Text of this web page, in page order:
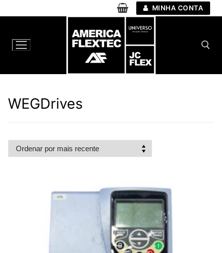
para
conteúdo
MINHA CONTA
WEGDrives